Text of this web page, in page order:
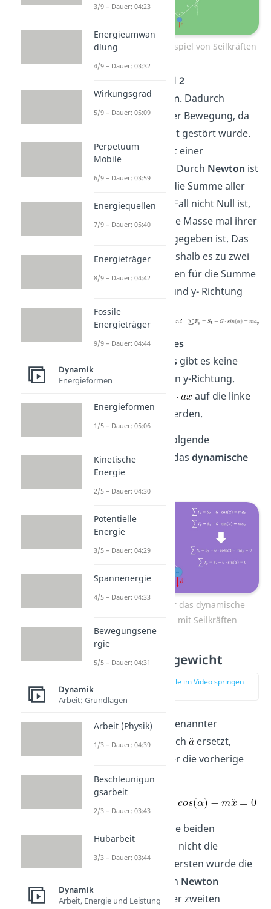
D’Alembert am Beispiel von Seilkräften
Seil 2
durchgeschnitten. Dadurch
kommt es zu einer Bewegung, da
das Gleichgewicht gestört wurde.
Diese beginnt mit einer
. Durch Newton ist
festgelegt, dass die Summe aller
Kräfte in diesem Fall nicht Null ist,
sondern durch die Masse mal ihrer
Beschleunigung gegeben ist. Das
ist derGrund
, weshalb es zu zwei
neuen Gleichungen für die Summe
aller Kräfte in x- und y- Richtung
ZumZeitpunkt des
Durchschneidensgibt es keine
Beschleunigung in y-Richtung.
auf die linke
Seite gebracht werden.
So erhalten wir folgende
Gleichungen für das dynamische
Gleichgewicht
Gleichungen für das dynamische
Gleichgewicht mit Seilkräften
Kräftegleichgewicht
zur Stelle im Video springen
Wenn du in erstgenannter
Gleichung
durch
ersetzt,
erhältst du wieder die vorherige
Gleichung:
Die beiden
Gleichungen sind nicht die
gleichen. Bei der ersten wurde die
nach Newton
aufgestellt. Bei der zweiten
3/9 – Dauer: 04:23
Energieumwan
dlung
4/9 – Dauer: 03:32
Wirkungsgrad
5/9 – Dauer: 05:09
Perpetuum
Mobile
6/9 – Dauer: 03:59
Energiequellen
7/9 – Dauer: 05:40
Energieträger
8/9 – Dauer: 04:42
Fossile
Energieträger
9/9 – Dauer: 04:44
Dynamik
Energieformen
Energieformen
1/5 – Dauer: 05:06
Kinetische
Energie
2/5 – Dauer: 04:30
Potentielle
Energie
3/5 – Dauer: 04:29
Spannenergie
4/5 – Dauer: 04:33
Bewegungsene
rgie
5/5 – Dauer: 04:31
Dynamik
Arbeit: Grundlagen
Arbeit (Physik)
1/3 – Dauer: 04:39
Beschleunigun
gsarbeit
2/3 – Dauer: 03:43
Hubarbeit
3/3 – Dauer: 03:44
Dynamik
Arbeit, Energie und Leistung